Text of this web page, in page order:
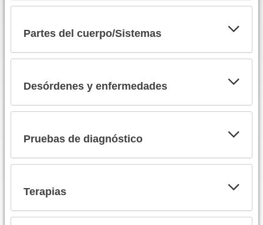
Partes del cuerpo/Sistemas
Desórdenes y enfermedades
Pruebas de diagnóstico
Terapias